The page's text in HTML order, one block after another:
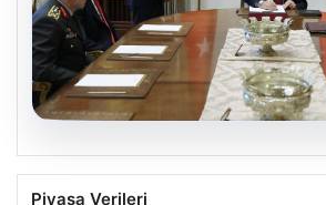
Türk Hava Kuvvetleri’nde
Piyasa Verileri